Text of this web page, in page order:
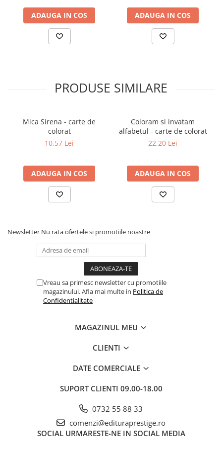
ADAUGA IN COS ADAUGA IN COS
PRODUSE SIMILARE
Mica Sirena - carte de
colorat
10,57 Lei
ADAUGA IN COS
Coloram si invatam
alfabetul - carte de colorat
22,20 Lei
ADAUGA IN COS
Newsletter Nu rata ofertele si promotiile noastre
Vreau sa primesc newsletter cu promotiile
magazinului. Afla mai multe in Politica de
Confidentialitate
MAGAZINUL MEU
CLIENTI
DATE COMERCIALE
SUPORT CLIENTI 09.00-18.00
0732 55 88 33
comenzi@edituraprestige.ro
SOCIAL URMARESTE-NE IN SOCIAL MEDIA